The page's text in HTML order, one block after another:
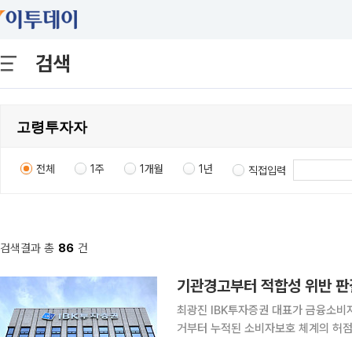
검색
전체 1주 1개월 1년 직접입력
검색결과 총 86 건
최광진 IBK투자증권 대표가 금융소
거부터 누적된 소비자보호 체계의 허